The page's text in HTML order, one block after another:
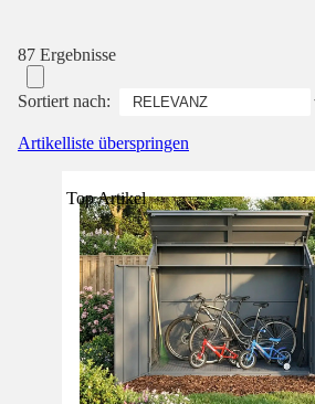
87 Ergebnisse
Sortiert nach:
Artikelliste überspringen
Top Artikel